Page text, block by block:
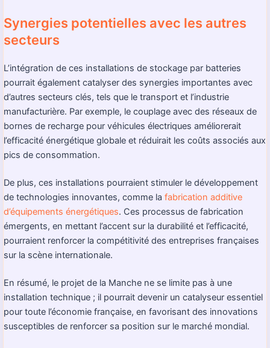
Synergies potentielles avec les autres
secteurs
L’intégration de ces installations de stockage par batteries
pourrait également catalyser des synergies importantes avec
d’autres secteurs clés, tels que le transport et l’industrie
manufacturière. Par exemple, le couplage avec des réseaux de
bornes de recharge pour véhicules électriques améliorerait
l’efficacité énergétique globale et réduirait les coûts associés aux
pics de consommation.
De plus, ces installations pourraient stimuler le développement
de technologies innovantes, comme la fabrication additive
d’équipements énergétiques. Ces processus de fabrication
émergents, en mettant l’accent sur la durabilité et l’efficacité,
pourraient renforcer la compétitivité des entreprises françaises
sur la scène internationale.
En résumé, le projet de la Manche ne se limite pas à une
installation technique ; il pourrait devenir un catalyseur essentiel
pour toute l’économie française, en favorisant des innovations
susceptibles de renforcer sa position sur le marché mondial.